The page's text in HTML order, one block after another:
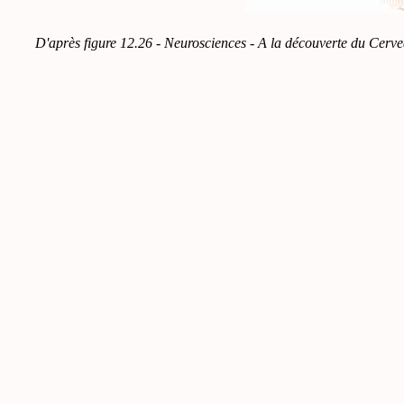
D'après figure 12.26 - Neurosciences - A la découverte du